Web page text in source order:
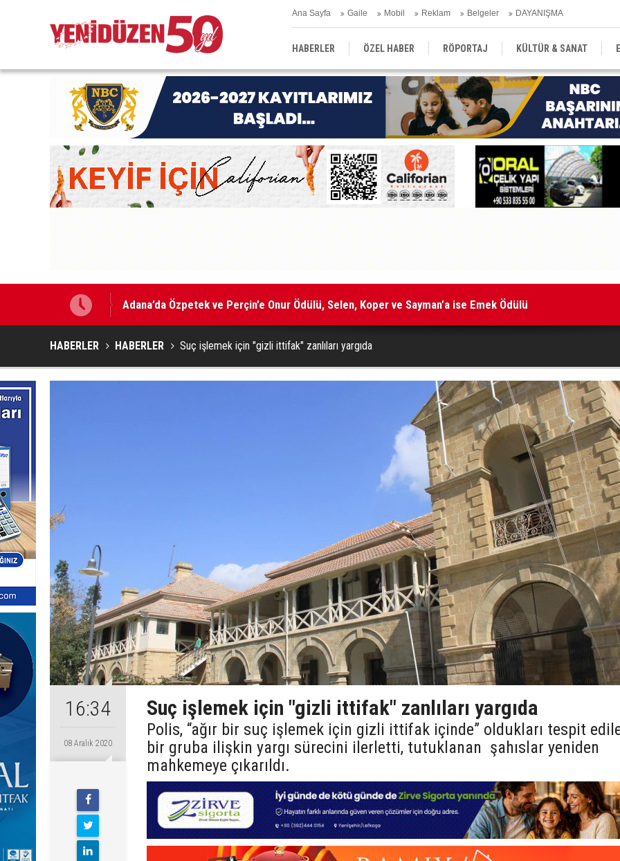
Ana Sayfa Gaile Mobil Reklam Belgeler DAYANIŞMA
HABERLER ÖZEL HABER RÖPORTAJ KÜLTÜR & SANAT
EĞİTİM YEREL YÖNETİM DERGİLER SEKTÖR
Adana’da Özpetek ve Perçin’e Onur Ödülü, Selen, Koper ve Sayman’a ise Emek Ödülü
HABERLER HABERLER Suç işlemek için "gizli ittifak" zanlıları yargıda
16:34
08 Aralık 2020
Suç işlemek için "gizli ittifak" zanlıları yargıda
Polis, “ağır bir suç işlemek için gizli ittifak içinde” oldukları tespit
bir gruba ilişkin yargı sürecini ilerletti, tutuklanan şahıslar yeniden
mahkemeye çıkarıldı.